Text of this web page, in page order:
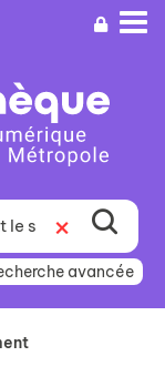
avancée